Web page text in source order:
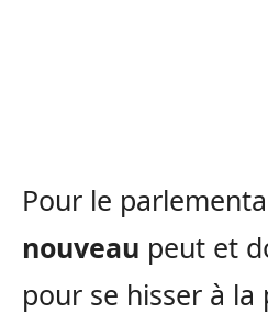
Pour le
nouveau peut et
pour se hisser à la